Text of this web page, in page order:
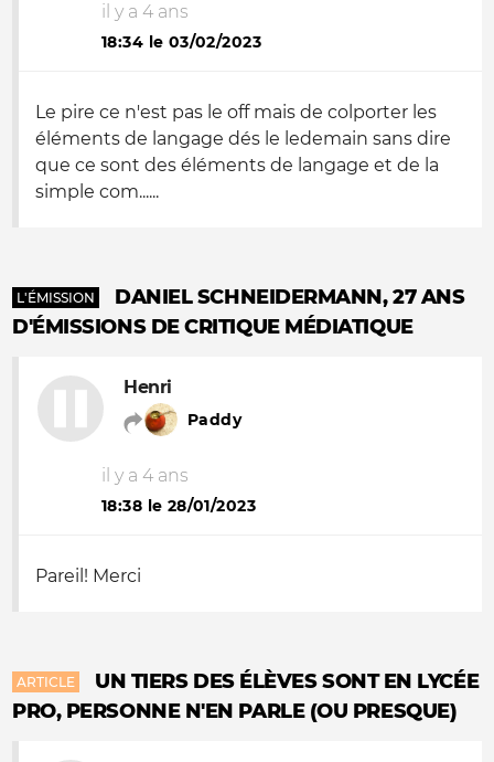
il y a 4 ans
18:34 le 03/02/2023
Le pire ce n'est pas le off mais de colporter les
éléments de langage dés le ledemain sans dire
que ce sont des éléments de langage et de la
simple com......
L'ÉMISSION
DANIEL SCHNEIDERMANN, 27 ANS
D'ÉMISSIONS DE CRITIQUE MÉDIATIQUE
Henri
Paddy
il y a 4 ans
18:38 le 28/01/2023
Pareil! Merci
ARTICLE
UN TIERS DES ÉLÈVES SONT EN LYCÉE
PRO, PERSONNE N'EN PARLE (OU PRESQUE)